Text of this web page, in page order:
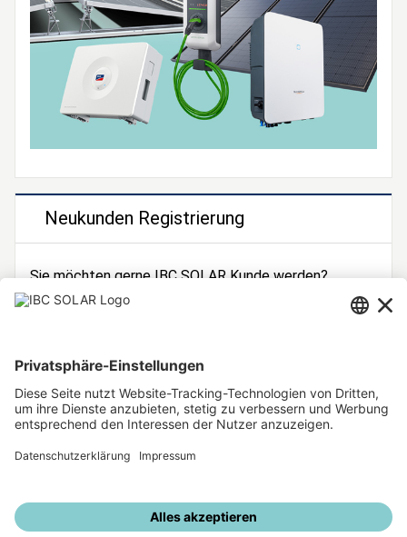
Neukunden Registrierung
Sie möchten gerne IBC SOLAR Kunde werden?
Dann registrieren Sie sich jetzt!
Unsere weiteren Angebote
IBC SOLAR Webseite